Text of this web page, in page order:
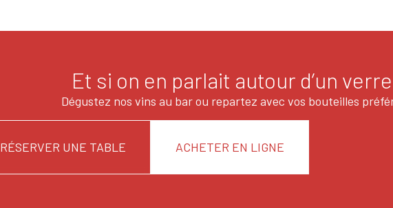
Et si on en parlait autour d’un
Dégustez nos vins au bar ou repartez avec vos bouteilles
RÉSERVER UNE TABLE ACHETER EN LIGNE